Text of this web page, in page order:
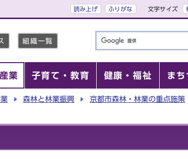
読み上げ ふりがな 文字サイズ
組織一覧
業 子育て・教育 健康・福祉 まち
森林と林業振興
京都市森林・林業の重点施策